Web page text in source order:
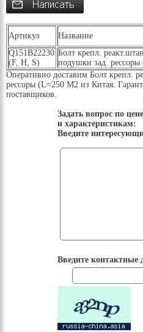
Артикул Название
Q151B22230
(F, Н, S)
Болт крепл.
подушки зад.
Оперативно доставим Болт крепл.
рессоры (L=250 М2 из Китая.
поставщиков.
Задать вопрос по
и характеристикам:
Введите
Введите контактные